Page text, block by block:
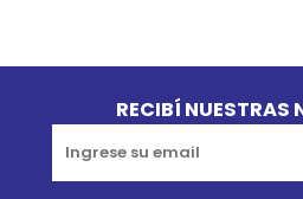
RECIBÍ NUESTRAS